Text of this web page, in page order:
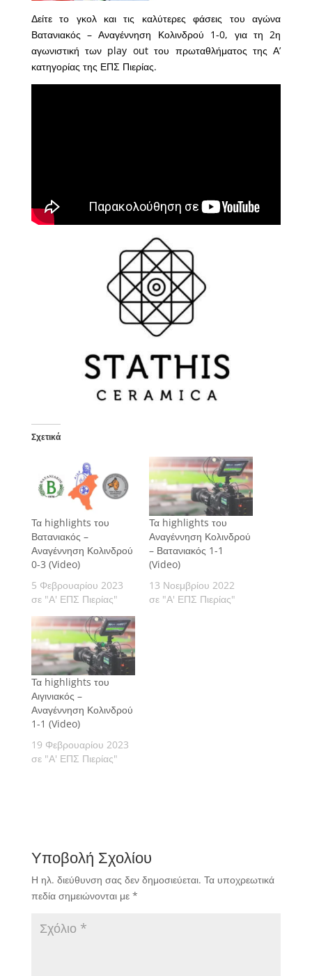
Δείτε το γκολ και τις καλύτερες φάσεις του αγώνα
Βατανιακός – Αναγέννηση Κολινδρού 1-0, για τη 2η
αγωνιστική των play out του πρωταθλήματος της Α’
κατηγορίας της ΕΠΣ Πιερίας.
Σχετικά
Τα highlights του
Βατανιακός –
Αναγέννηση Κολινδρού
0-3 (Video)
5 Φεβρουαρίου 2023
σε "Α' ΕΠΣ Πιερίας"
Τα highlights του
Αναγέννηση Κολινδρού
– Βατανιακός 1-1
(Video)
13 Νοεμβρίου 2022
σε "Α' ΕΠΣ Πιερίας"
Τα highlights του
Αιγινιακός –
Αναγέννηση Κολινδρού
1-1 (Video)
19 Φεβρουαρίου 2023
σε "Α' ΕΠΣ Πιερίας"
Υποβολή Σχολίου
Η ηλ. διεύθυνση σας δεν δημοσιεύεται. Τα υποχρεωτικά
πεδία σημειώνονται με *